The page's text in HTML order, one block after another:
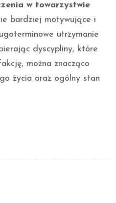
w towarzystwie
bardziej motywujące i
utrzymanie
dyscypliny, które
można znacząco
życia oraz ogólny stan